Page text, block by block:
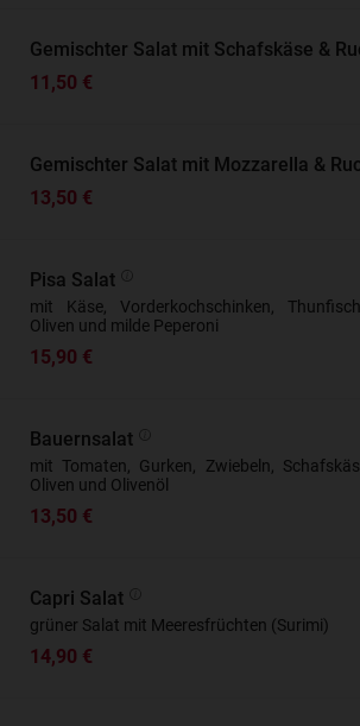
Gemischter Salat mit Schafskäse &
11,50 €
Gemischter Salat mit Mozzarella &
13,50 €
Pisa Salat
mit Käse, Vorderkochschinken,
Oliven und milde Peperoni
15,90 €
Bauernsalat
mit Tomaten, Gurken, Zwiebeln,
Oliven und Olivenöl
13,50 €
Capri Salat
grüner Salat mit Meeresfrüchten (Surimi)
14,90 €